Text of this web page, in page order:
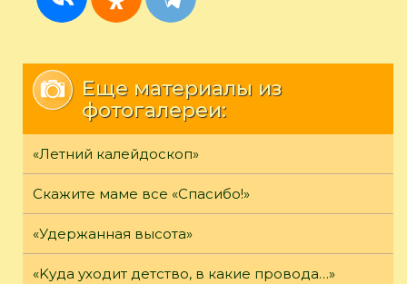
Еще материалы из
фотогалереи:
«Летний калейдоскоп»
Скажите маме все «Спасибо!»
«Удержанная высота»
«Kуда уходит детство, в какие провода…»